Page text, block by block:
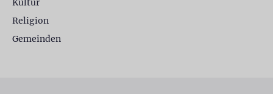
Kultur
Religion
Gemeinden